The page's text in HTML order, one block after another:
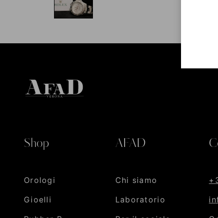
Shop
Orologi
Gioelli
AFAD
Chi siamo
Laboratorio